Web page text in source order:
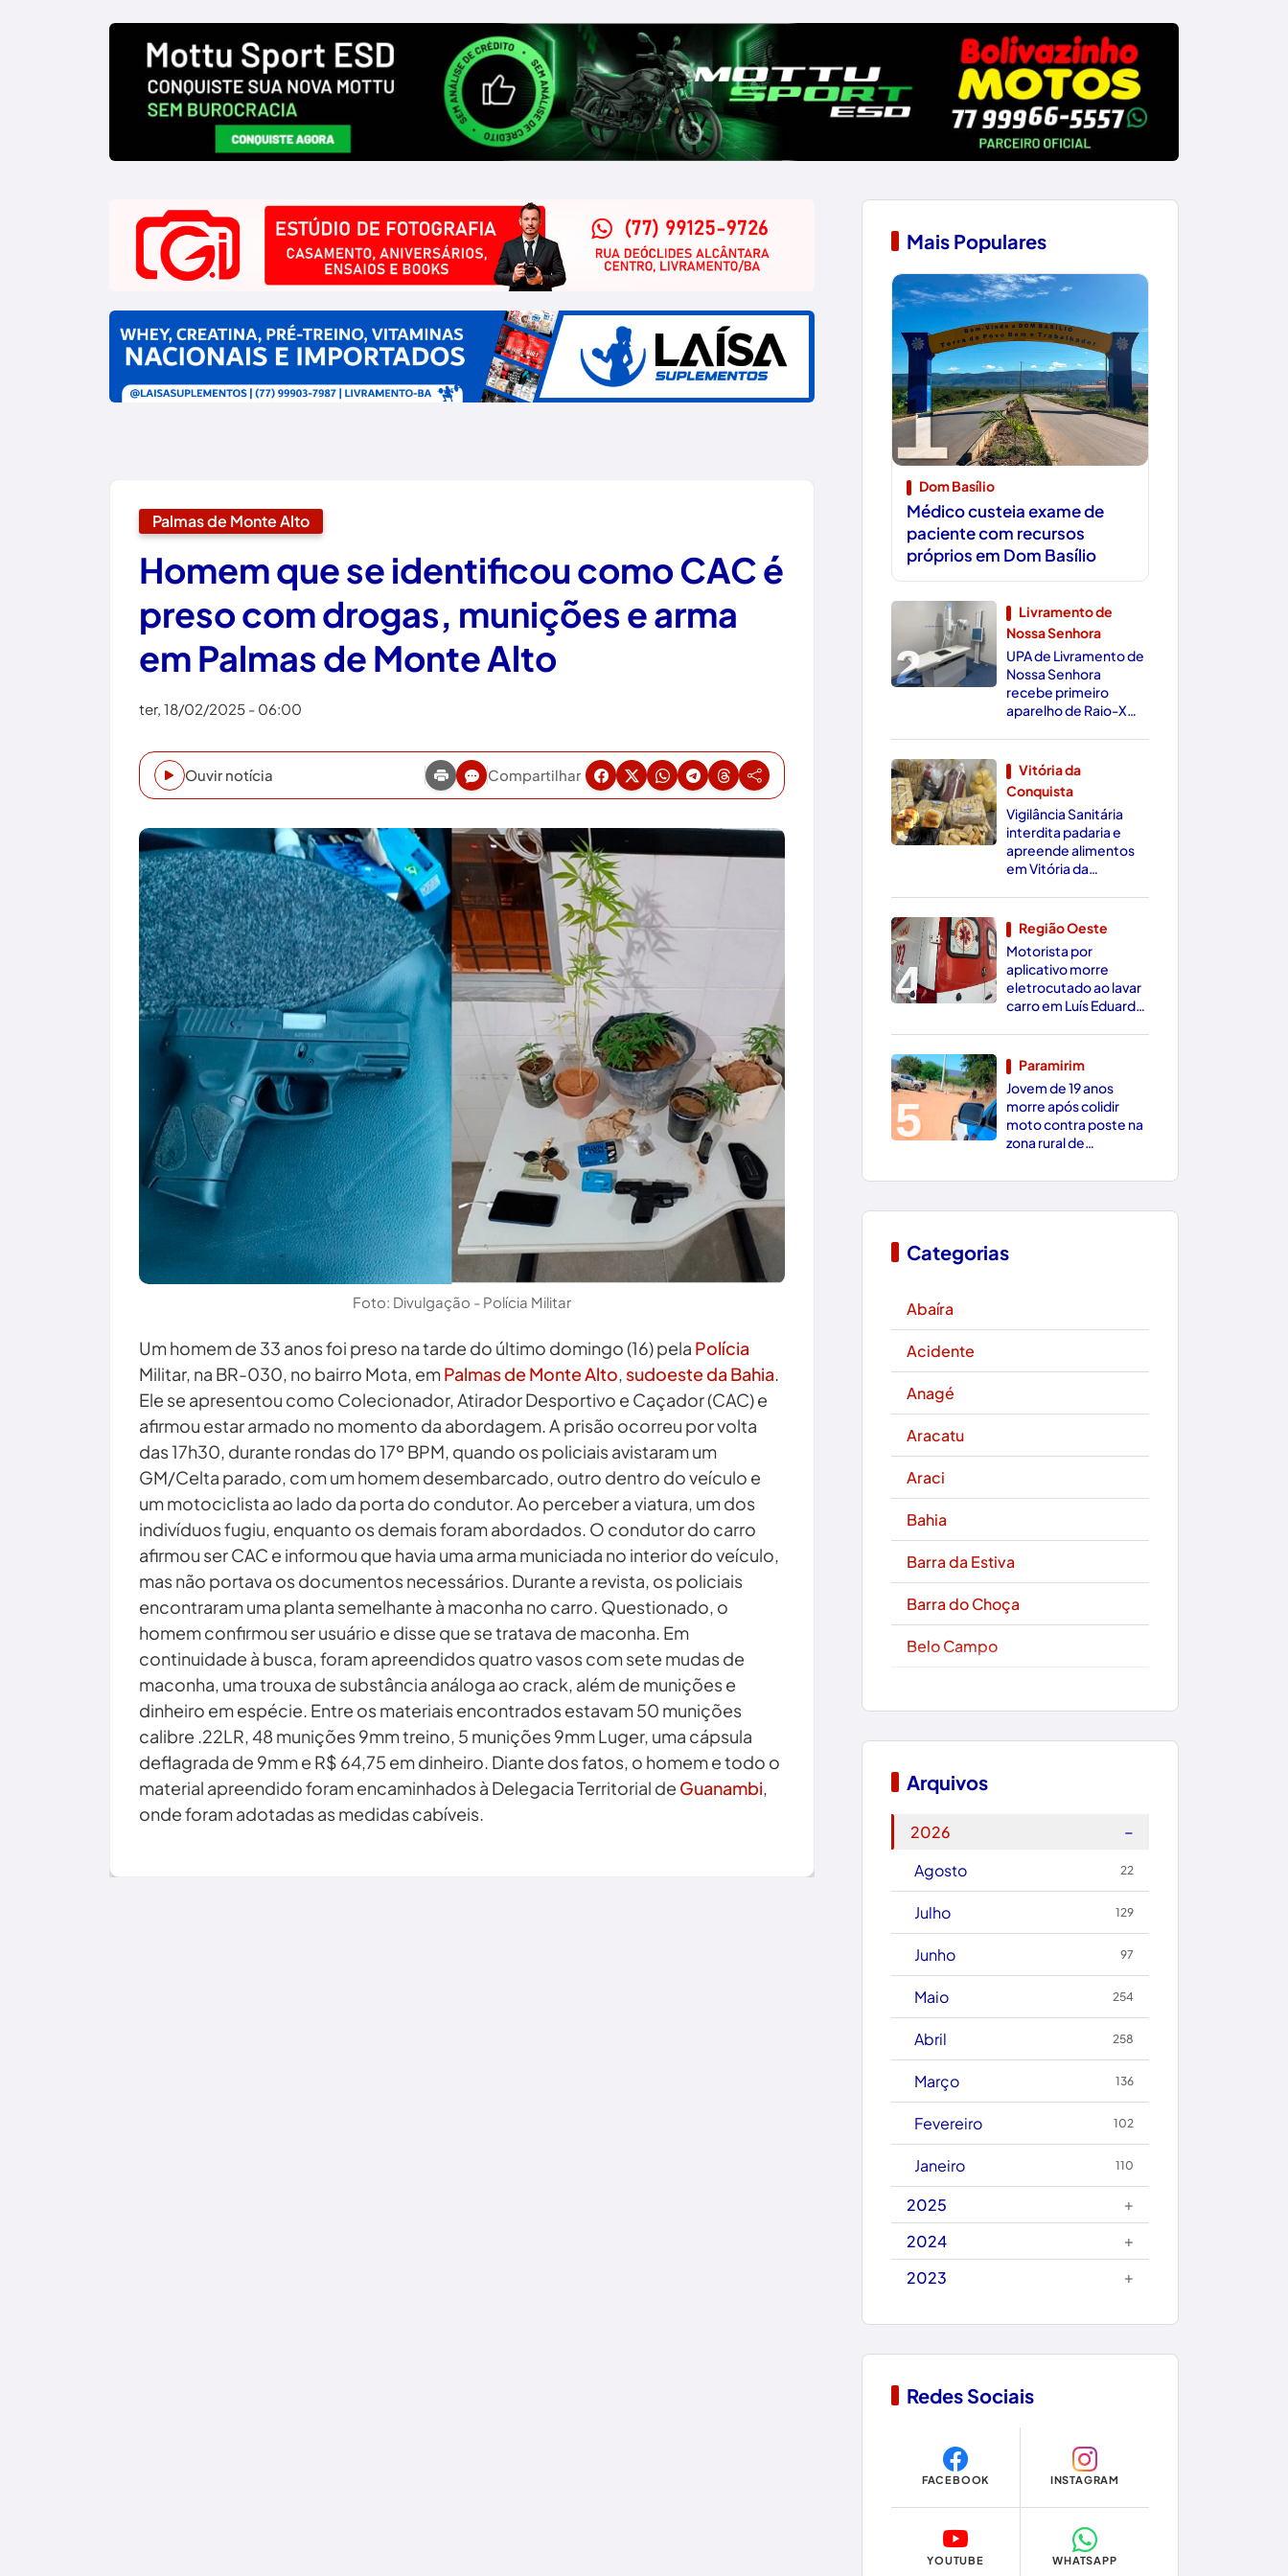
Palmas de Monte Alto
Homem que se identificou como CAC é
preso com drogas, munições e arma
em Palmas de Monte Alto
ter, 18/02/2025 - 06:00
Ouvir notícia Compartilhar
Foto: Divulgação - Polícia Militar
Um homem de 33 anos foi preso na tarde do último domingo (16) pela Polícia
Militar, na BR-030, no bairro Mota, emPalmas de Monte Alto sudoeste da Bahia
Ele se apresentou como Colecionador, Atirador Desportivo e Caçador (CAC) e
afirmou estar armado no momento da abordagem. A prisão ocorreu por volta
das 17h30, durante rondas do 17º BPM, quando os policiais avistaram um
GM/Celta parado, com um homem desembarcado, outro dentro do veículo e
um motociclista ao lado da porta do condutor. Ao perceber a viatura, um dos
indivíduos fugiu, enquanto os demais foram abordados. O condutor do carro
afirmou ser CAC e informou que havia uma arma municiada no interior do veículo,
mas não portava os documentos necessários. Durante a revista, os policiais
encontraram uma planta semelhante à maconha no carro. Questionado, o
homem confirmou ser usuário e disse que se tratava de maconha. Em
continuidade à busca, foram apreendidos quatro vasos com sete mudas de
maconha, uma trouxa de substância análoga ao crack, além de munições e
dinheiro em espécie. Entre os materiais encontrados estavam 50 munições
calibre .22LR, 48 munições 9mm treino, 5 munições 9mm Luger, uma cápsula
deflagrada de 9mm e R$ 64,75 em dinheiro. Diante dos fatos, o homem e todo o
material apreendido foram encaminhados à Delegacia Territorial de Guanambi
onde foram adotadas as medidas cabíveis.
Mais Populares
1
Dom Basílio
Médico custeia exame de
paciente com recursos
próprios em Dom Basílio
2
Livramento de
Nossa Senhora
UPA de Livramento de
Nossa Senhora
recebe primeiro
aparelho de Raio-X
3
Vitória da
Conquista
Vigilância Sanitária
interdita padaria e
apreende alimentos
em Vitória da
4
Região Oeste
Motorista por
aplicativo morre
eletrocutado ao lavar
carro em Luís Eduardo
5
Paramirim
Jovem de 19 anos
morre após colidir
moto contra poste na
zona rural de
Categorias
Abaíra
Acidente
Anagé
Aracatu
Araci
Bahia
Barra da Estiva
Barra do Choça
Belo Campo
Boquira
Caturama
Chapada Diamantina
Condeúba
Copa do Mundo 2026
Dom Basílio
Economia
Educação
Arquivos
2026
−
Agosto
22
Julho 129
Junho 97
Maio 254
Abril 258
Março 136
Fevereiro 102
Janeiro 110
2025
+
2024
+
2023
+
Redes Sociais
FACEBOOK INSTAGRAM
YOUTUBE WHATSAPP